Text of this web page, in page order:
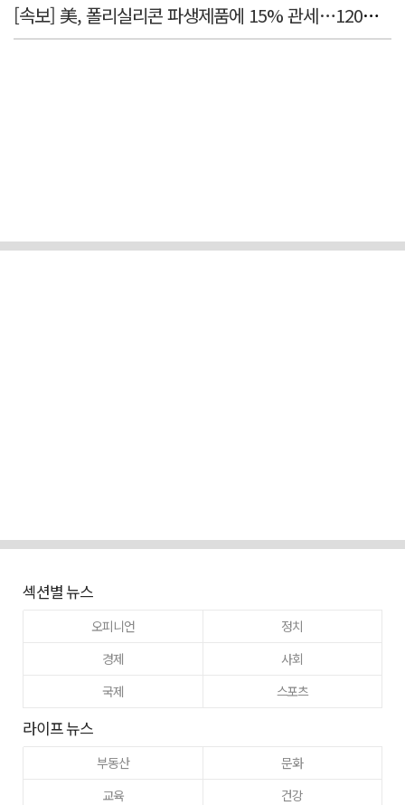
[속보] 美, 폴리실리콘 파생제품에 15% 관세…120일 뒤 발효
섹션별 뉴스
오피니언
정치
경제
사회
국제
스포츠
라이프 뉴스
부동산
문화
교육
건강